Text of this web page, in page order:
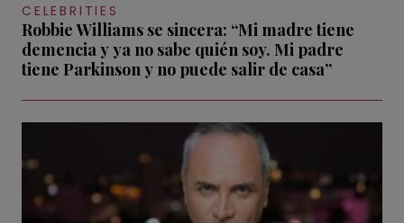
CELEBRITIES
Robbie Williams se sincera: “Mi madre tiene
demencia y ya no sabe quién soy. Mi padre
tiene Parkinson y no puede salir de casa”